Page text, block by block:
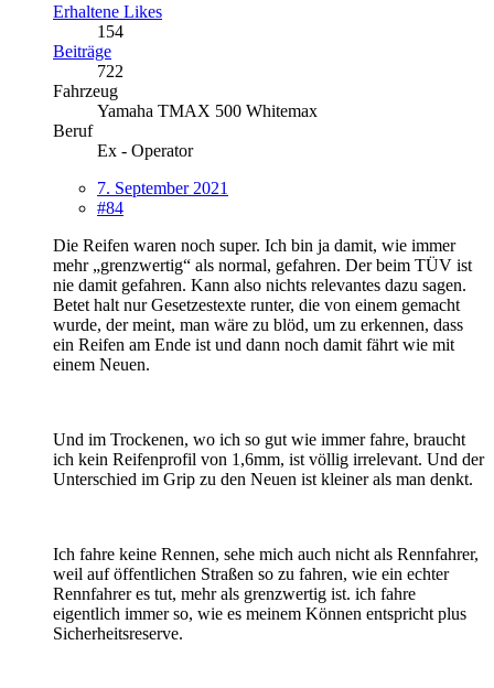
Erhaltene Likes
154
Beiträge
722
Fahrzeug
Yamaha TMAX 500 Whitemax
Beruf
Ex - Operator
7. September 2021
#84
Die Reifen waren noch super. Ich bin ja damit, wie immer
mehr „grenzwertig“ als normal, gefahren. Der beim TÜV ist
nie damit gefahren. Kann also nichts relevantes dazu sagen.
Betet halt nur Gesetzestexte runter, die von einem gemacht
wurde, der meint, man wäre zu blöd, um zu erkennen, dass
ein Reifen am Ende ist und dann noch damit fährt wie mit
einem Neuen.
Und im Trockenen, wo ich so gut wie immer fahre, braucht
ich kein Reifenprofil von 1,6mm, ist völlig irrelevant. Und der
Unterschied im Grip zu den Neuen ist kleiner als man denkt.
Ich fahre keine Rennen, sehe mich auch nicht als Rennfahrer,
weil auf öffentlichen Straßen so zu fahren, wie ein echter
Rennfahrer es tut, mehr als grenzwertig ist. ich fahre
eigentlich immer so, wie es meinem Können entspricht plus
Sicherheitsreserve.